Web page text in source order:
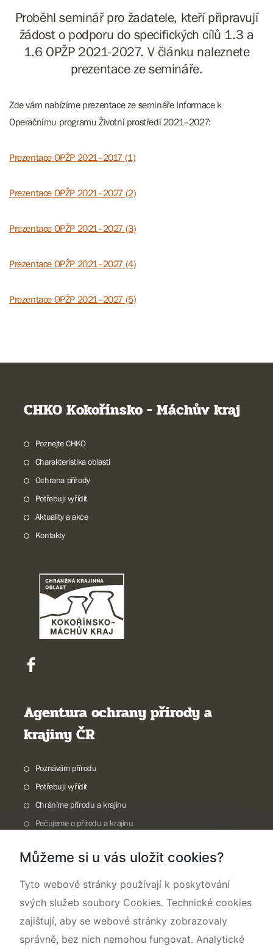
Proběhl seminář pro žadatele, kteří připravují
žádost o podporu do specifických cílů 1.3 a
1.6 OPŽP 2021-2027. V článku naleznete
prezentace ze semináře.
Zde vám nabízíme prezentace ze semináře Informace k
Operačnímu programu Životní prostředí 2021–2027:
Prezentace OPŽP 2021–2017 (1)
Prezentace OPŽP 2021–2027 (2)
Prezentace OPŽP 2021–2027 (3)
Prezentace OPŽP 2021–2027 (4)
Prezentace OPŽP 2021–2027 (5)
CHKO Kokořínsko - Máchův kraj
Poznejte CHKO
Charakteristika oblasti
Ochrana přírody
Potřebuji vyřídit
Aktuality a akce
Kontakty
Agentura ochrany přírody a
krajiny ČR
Poznávám přírodu
Potřebuji vyřídit
Chráníme přírodu a krajinu
Pečujeme o přírodu a krajinu
O nás
Můžeme si u vás uložit cookies?
Tyto webové stránky používají k poskytování
svých služeb soubory Cookies. Technické cookies
zajišťují, aby se webové stránky zobrazovaly
správně, bez nich nemohou fungovat. Analytické